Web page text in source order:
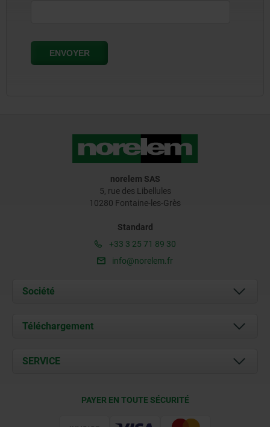
norelem SAS
5, rue des Libellules
10280 Fontaine-les-Grès
Standard
+33 3 25 71 89 30
info@norelem.fr
Société
À propos de nous
Contact
Téléchargement
Documents
SERVICE
PAYER EN TOUTE SÉCURITÉ